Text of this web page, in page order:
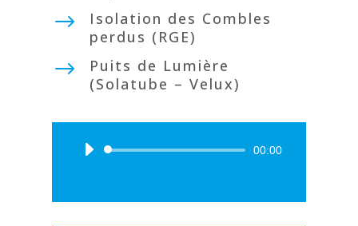
$
Isolation des Combles
perdus (RGE)
$
Puits de Lumière
(Solatube – Velux)
Lecteur
00:00